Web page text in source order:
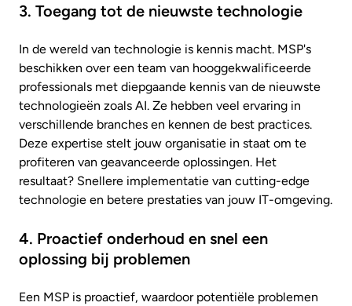
3. Toegang tot de nieuwste technologie
In de wereld van technologie is kennis macht. MSP's
beschikken over een team van hooggekwalificeerde
professionals met diepgaande kennis van de nieuwste
technologieën zoals AI. Ze hebben veel ervaring in
verschillende branches en kennen de best practices.
Deze expertise stelt jouw organisatie in staat om te
profiteren van geavanceerde oplossingen. Het
resultaat? Snellere implementatie van cutting-edge
technologie en betere prestaties van jouw IT-omgeving.
4. Proactief onderhoud en snel een
oplossing bij problemen
Een MSP is proactief, waardoor potentiële problemen